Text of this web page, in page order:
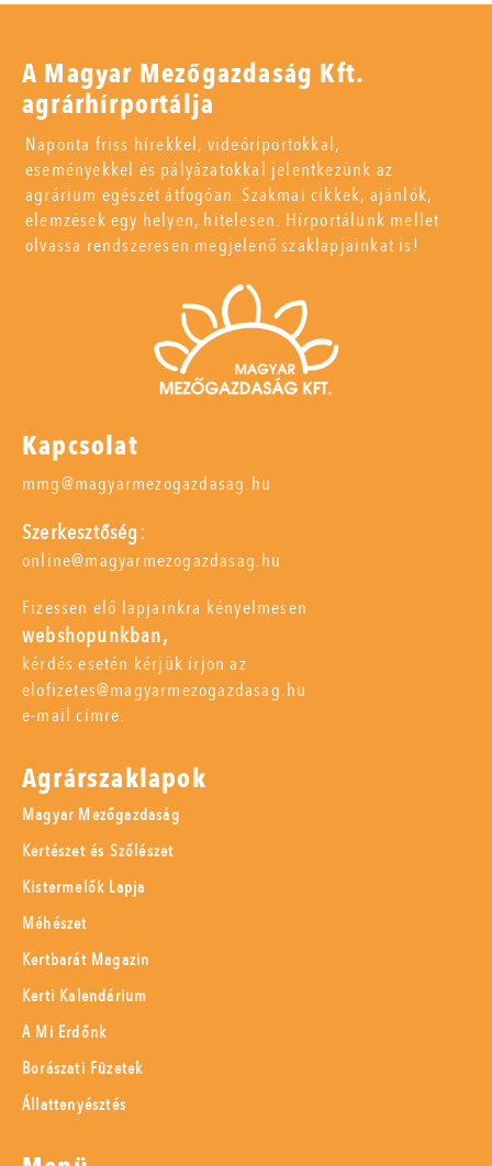
A Magyar Mezőgazdaság Kft.
agrárhírportálja
Naponta friss hírekkel, videóriportokkal,
eseményekkel és pályázatokkal jelentkezünk az
agrárium egészét átfogóan. Szakmai cikkek, ajánlók,
elemzések egy helyen, hitelesen. Hírportálunk mellet
olvassa rendszeresen megjelenő szaklapjainkat is!
Kapcsolat
mmg@magyarmezogazdasag.hu
Szerkesztőség:
online@magyarmezogazdasag.hu
Fizessen elő lapjainkra kényelmesen
webshopunkban,
kérdés esetén kérjük írjon az
elofizetes@magyarmezogazdasag.hu
e-mail címre.
Agrárszaklapok
Magyar Mezőgazdaság
Kertészet és Szőlészet
Kistermelők Lapja
Méhészet
Kertbarát Magazin
Kerti Kalendárium
A Mi Erdőnk
Borászati Füzetek
Állattenyésztés